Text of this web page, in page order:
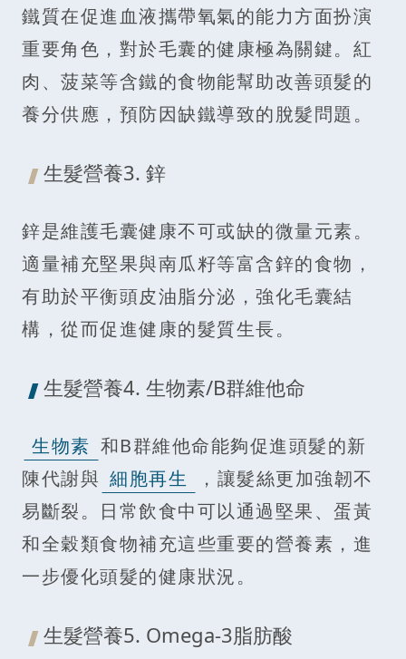
鐵質在促進血液攜帶氧氣的能力方面扮演
重要角色，對於毛囊的健康極為關鍵。紅
肉、菠菜等含鐵的食物能幫助改善頭髮的
養分供應，預防因缺鐵導致的脫髮問題。
生髮營養3. 鋅
鋅是維護毛囊健康不可或缺的微量元素。
適量補充堅果與南瓜籽等富含鋅的食物，
有助於平衡頭皮油脂分泌，強化毛囊結
構，從而促進健康的髮質生長。
生髮營養4. 生物素/B群維他命
生物素 和B群維他命能夠促進頭髮的新
陳代謝與 細胞再生
，讓髮絲更加強韌不
易斷裂。日常飲食中可以通過堅果、蛋黃
和全穀類食物補充這些重要的營養素，進
一步優化頭髮的健康狀況。
生髮營養5. Omega-3脂肪酸